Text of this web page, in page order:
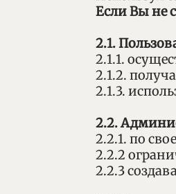
Если Вы не
2.1.
2.1.1.
2.1.2.
2.1.3.
2.2.
2.2.1. по
2.2.2
2.2.3